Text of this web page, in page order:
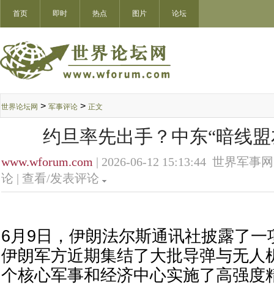
首页 即时 热点 图片 论坛
世界论坛网 > 军事评论 > 正文
约旦率先出手？中东“暗线
www.wforum.com | 2026-06-12 15:13:44 世界军事
论 | 查看/发表评论
6月9日，伊朗法尔斯通讯社披露了一
伊朗军方近期集结了大批导弹与无人
个核心军事和经济中心实施了高强度